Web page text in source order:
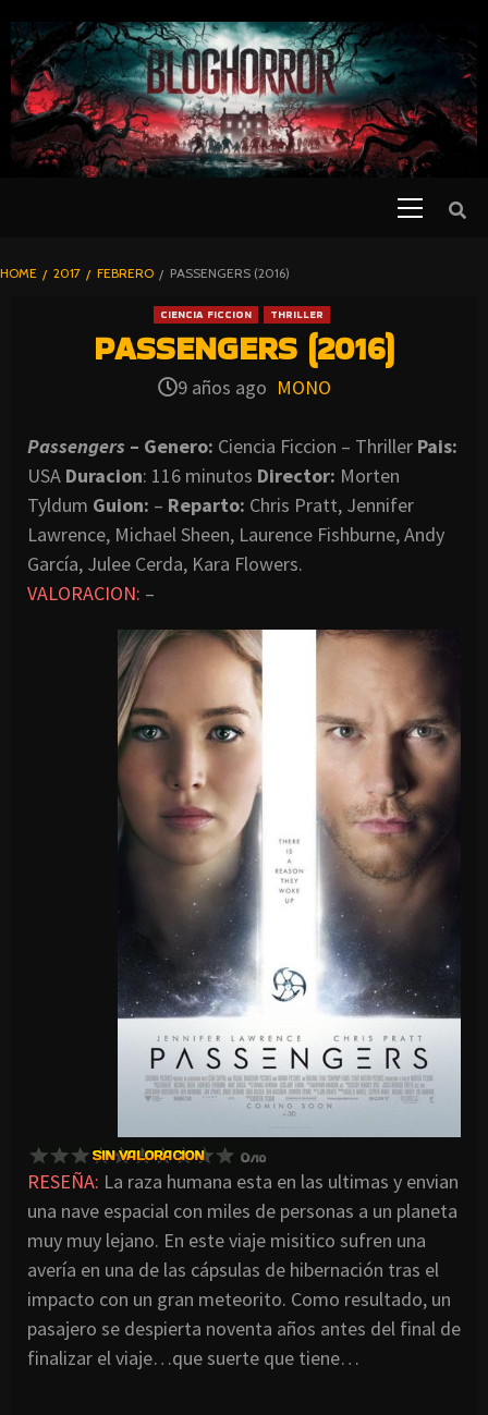
TO
CONTENT
BLOGHORROR
HOME 2017 FEBRERO PASSENGERS (2016)
CIENCIA FICCION THRILLER
PASSENGERS (2016)
9 años ago MONO
Passengers – Genero: Ciencia Ficcion – Thriller Pais:
USA Duracion: 116 minutos Director: Morten
Tyldum Guion: – Reparto: Chris Pratt, Jennifer
Lawrence, Michael Sheen, Laurence Fishburne, Andy
García, Julee Cerda, Kara Flowers.
VALORACION: –
RESEÑA: La raza humana esta en las ultimas y envian
una nave espacial con miles de personas a un planeta
muy muy lejano. En este viaje misitico sufren una
avería en una de las cápsulas de hibernación tras el
impacto con un gran meteorito. Como resultado, un
pasajero se despierta noventa años antes del final de
finalizar el viaje…que suerte que tiene…